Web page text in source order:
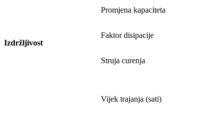
Izdržljivost
Promjena kapaciteta
Faktor disipacije
Struja curenja
Vijek trajanja (sati)